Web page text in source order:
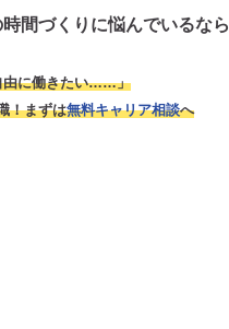
間づくりに悩んでいるなら
由に働きたい……」
！まずは無料キャリア相談へ